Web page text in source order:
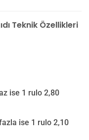
Teknik Özellikleri
ise 1 rulo 2,80
ise 1 rulo 2,10